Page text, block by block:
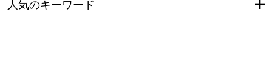
人気のキーワード